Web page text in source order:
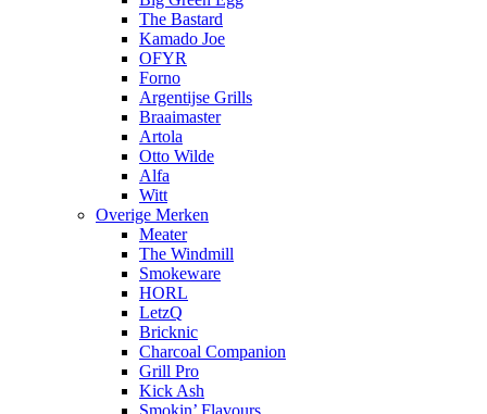
The Bastard
Kamado Joe
OFYR
Forno
Argentijse Grills
Braaimaster
Artola
Otto Wilde
Alfa
Witt
Overige Merken
Meater
The Windmill
Smokeware
HORL
LetzQ
Bricknic
Charcoal Companion
Grill Pro
Kick Ash
Smokin’ Flavours